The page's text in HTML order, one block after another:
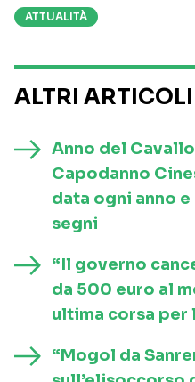
ATTUALITÀ
ALTRI
Anno del
Capodanno
data ogni anno
segni
“Il governo
da 500 euro al
ultima corsa per
“Mogol da